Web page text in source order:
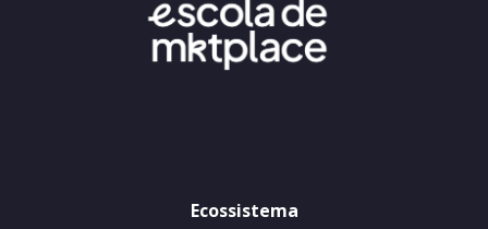
Ecossistema